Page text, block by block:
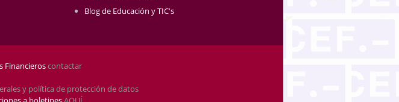
Blog de Educación y TIC's
Financieroscontactar
y política de protección de datos.